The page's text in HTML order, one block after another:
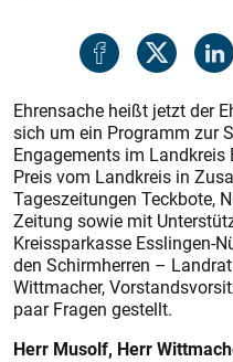
Ehrensache heißt jetzt der
sich um ein Programm zur
Engagements im
Preis vom Landkreis in
Tageszeitungen Teckbote,
Zeitung sowie mit
Kreissparkasse Esslingen-
den Schirmherren –
Wittmacher,
paar Fragen gestellt.
Herr Musolf, Herr